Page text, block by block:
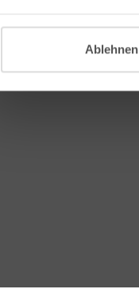
Ablehnen